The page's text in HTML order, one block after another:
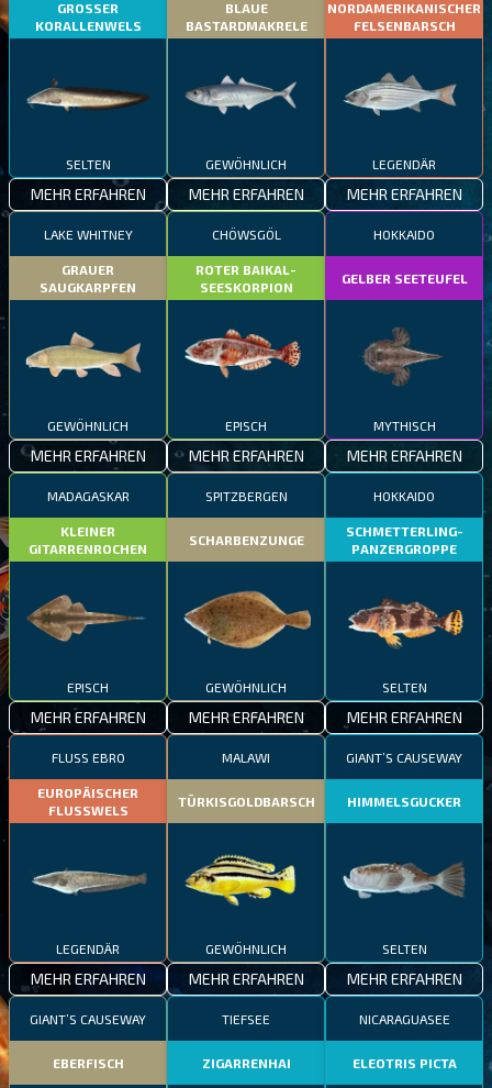
GROSSER
KORALLENWELS
SELTEN
MEHR ERFAHREN
BLAUE
BASTARDMAKRELE
GEWÖHNLICH
MEHR ERFAHREN
NORDAMERIKANISCHER
FELSENBARSCH
LEGENDÄR
MEHR ERFAHREN
LAKE WHITNEY
GRAUER
SAUGKARPFEN
GEWÖHNLICH
MEHR ERFAHREN
CHÖWSGÖL
ROTER BAIKAL-
SEESKORPION
EPISCH
MEHR ERFAHREN
HOKKAIDO
GELBER SEETEUFEL
MYTHISCH
MEHR ERFAHREN
MADAGASKAR
KLEINER
GITARRENROCHEN
EPISCH
MEHR ERFAHREN
SPITZBERGEN
SCHARBENZUNGE
GEWÖHNLICH
MEHR ERFAHREN
HOKKAIDO
SCHMETTERLING-
PANZERGROPPE
SELTEN
MEHR ERFAHREN
FLUSS EBRO
EUROPÄISCHER
FLUSSWELS
LEGENDÄR
MEHR ERFAHREN
MALAWI
TÜRKISGOLDBARSCH
GEWÖHNLICH
MEHR ERFAHREN
GIANT’S CAUSEWAY
HIMMELSGUCKER
SELTEN
MEHR ERFAHREN
GIANT’S CAUSEWAY
EBERFISCH
TIEFSEE
ZIGARRENHAI
NICARAGUASEE
ELEOTRIS PICTA